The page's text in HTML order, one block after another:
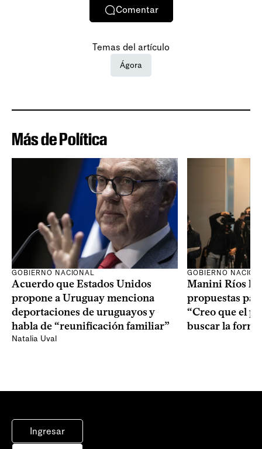
Comentar
Temas del artículo
Ágora
Más de Política
GOBIERNO NACIONAL
Acuerdo que Estados Unidos
propone a Uruguay menciona
deportaciones de uruguayos y
habla de “reunificación familiar”
Natalia Uval
GOBIERNO
Manini Ríos le
propuestas
“Creo que el
buscar la
Ingresar